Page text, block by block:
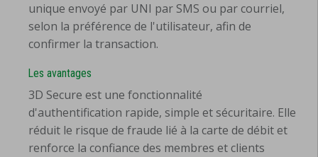
unique envoyé par UNI par SMS ou par courriel,
selon la préférence de l'utilisateur, afin de
confirmer la transaction.
Les avantages
3D Secure est une fonctionnalité
d'authentification rapide, simple et sécuritaire. Elle
réduit le risque de fraude lié à la carte de débit et
renforce la confiance des membres et clients